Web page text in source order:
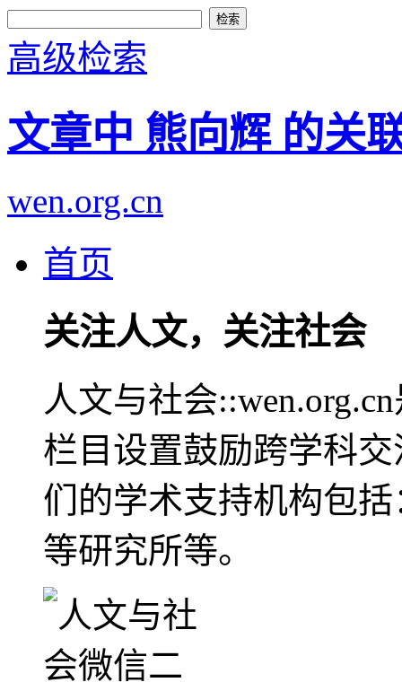
高级检索
文章中 熊向辉 的关
wen.org.cn
首页
关注人文，关注社会
人文与社会
栏目设置鼓励跨学科
们的学术支持机构包
等研究所等。